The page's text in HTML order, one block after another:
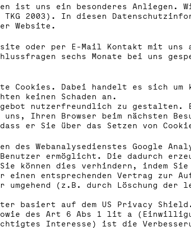
ist uns ein besonderes Anliegen.
TKG 2003). In diesen
Website.
oder per E-Mail Kontakt mit uns
sechs Monate bei uns
Cookies. Dabei handelt es sich
keinen Schaden an.
nutzerfreundlich zu
Ihren Browser beim nächsten
er Sie über das Setzen von
des Webanalysedienstes Google
ermöglicht. Die dadurch
können dies verhindern, indem
einen entsprechenden Vertrag zur
(z.B. durch Löschung
basiert auf dem US Privacy
sowie des Art 6 Abs 1 lit a
Interesse) ist die